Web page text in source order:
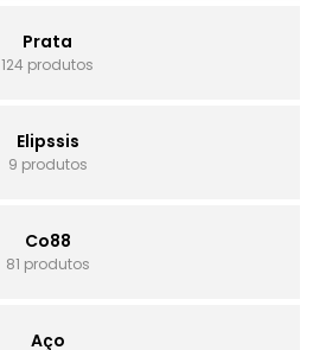
Prata
124 produtos
Elipssis
9 produtos
Co88
81 produtos
Aço